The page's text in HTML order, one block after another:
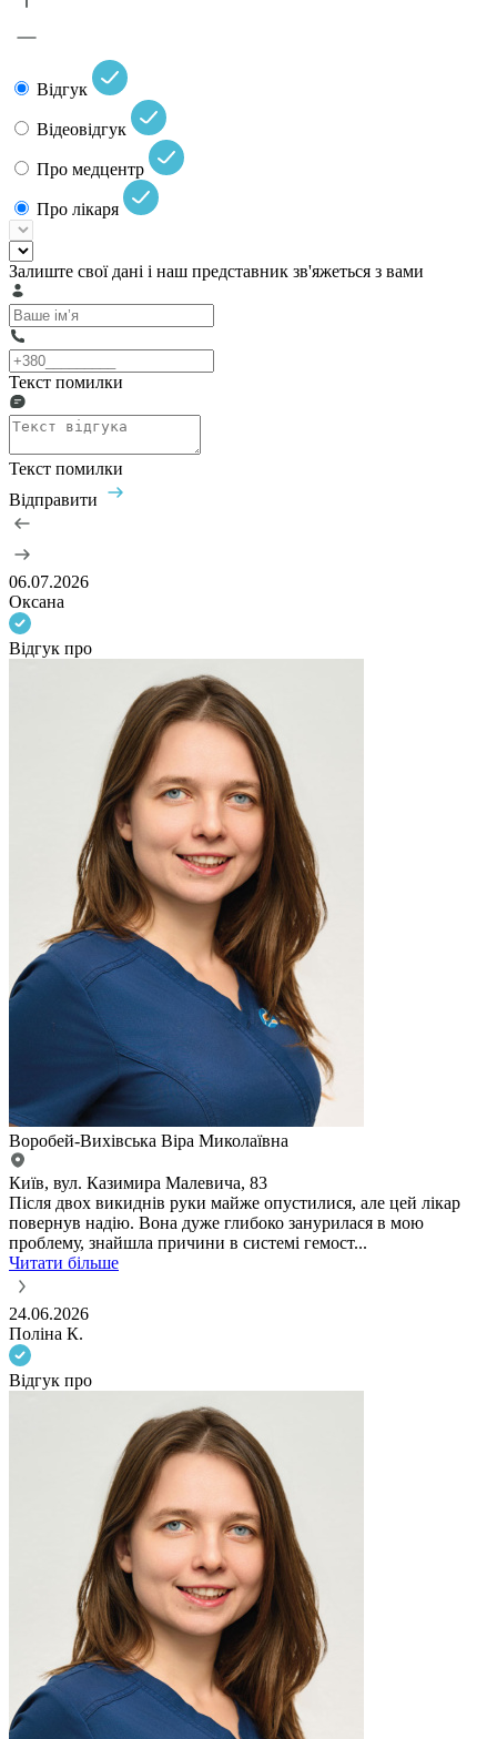
Відгук
Відеовідгук
Про медцентр
Про лікаря
Залиште свої дані і наш представник зв'яжеться з вами
Текст помилки
Текст помилки
Відправити
06.07.2026
Оксана
Відгук про
Воробей-Вихівська Віра Миколаївна
Київ, вул. Казимира Малевича, 83
Після двох викиднів руки майже опустилися, але цей лікар
повернув надію. Вона дуже глибоко занурилася в мою
проблему, знайшла причини в системі гемост...
Читати більше
24.06.2026
Поліна К.
Відгук про